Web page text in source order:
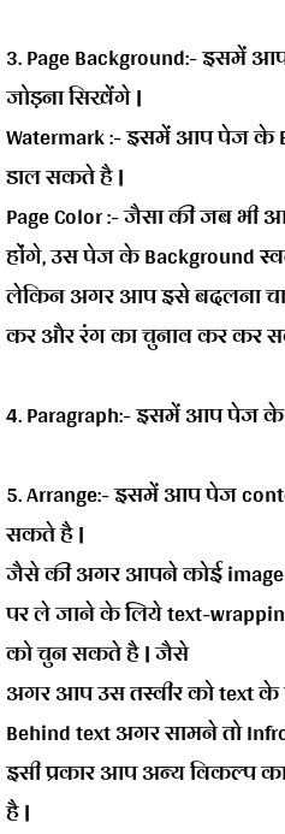
3. Page Background:-इसमें
जोड़ना सिखेंगे |
Watermark :-इसमें आप पेज के
डाल सकते है |
Page Color :-जैसा की जब भी
होंगे, उस पेज के Background
लेकिन अगर आप इसे बदलना
कर और रंग का चुनाव कर कर
4. Paragraph:-इसमें आप पेज के
5. Arrange:-इसमें आप पेज
सकते है |
जैसे की अगर आपने कोई image
पर ले जाने के लिये text-
को चुन सकते है | जैसे
अगर आप उस तस्वीर को text के
Behind text अगर सामने तो
इसी प्रकार आप अन्य विकल्प
है |